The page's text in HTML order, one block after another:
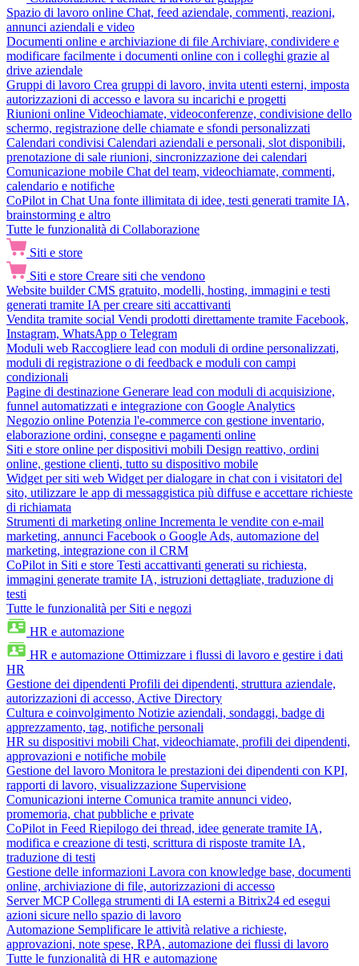
Spazio di lavoro online Chat, feed aziendale, commenti, reazioni,
annunci aziendali e video
Documenti online e archiviazione di file Archiviare, condividere e
modificare facilmente i documenti online con i colleghi grazie al
drive aziendale
Gruppi di lavoro Crea gruppi di lavoro, invita utenti esterni, imposta
autorizzazioni di accesso e lavora su incarichi e progetti
Riunioni online Videochiamate, videoconferenze, condivisione dello
schermo, registrazione delle chiamate e sfondi personalizzati
Calendari condivisi Calendari aziendali e personali, slot disponibili,
prenotazione di sale riunioni, sincronizzazione dei calendari
Comunicazione mobile Chat del team, videochiamate, commenti,
calendario e notifiche
CoPilot in Chat Una fonte illimitata di idee, testi generati tramite IA,
brainstorming e altro
Tutte le funzionalità di Collaborazione
Siti e store
Siti e store Creare siti che vendono
Website builder CMS gratuito, modelli, hosting, immagini e testi
generati tramite IA per creare siti accattivanti
Vendita tramite social Vendi prodotti direttamente tramite Facebook,
Instagram, WhatsApp o Telegram
Moduli web Raccogliere lead con moduli di ordine personalizzati,
moduli di registrazione o di feedback e moduli con campi
condizionali
Pagine di destinazione Generare lead con moduli di acquisizione,
funnel automatizzati e integrazione con Google Analytics
Negozio online Potenzia l'e-commerce con gestione inventario,
elaborazione ordini, consegne e pagamenti online
Siti e store online per dispositivi mobili Design reattivo, ordini
online, gestione clienti, tutto su dispositivo mobile
Widget per siti web Widget per dialogare in chat con i visitatori del
sito, utilizzare le app di messaggistica più diffuse e accettare richieste
di richiamata
Strumenti di marketing online Incrementa le vendite con e-mail
marketing, annunci Facebook o Google Ads, automazione del
marketing, integrazione con il CRM
CoPilot in Siti e store Testi accattivanti generati su richiesta,
immagini generate tramite IA, istruzioni dettagliate, traduzione di
testi
Tutte le funzionalità per Siti e negozi
HR e automazione
HR e automazione Ottimizzare i flussi di lavoro e gestire i dati
HR
Gestione dei dipendenti Profili dei dipendenti, struttura aziendale,
autorizzazioni di accesso, Active Directory
Cultura e coinvolgimento Notizie aziendali, sondaggi, badge di
apprezzamento, tag, notifiche personali
HR su dispositivi mobili Chat, videochiamate, profili dei dipendenti,
approvazioni e notifiche mobile
Gestione del lavoro Monitora le prestazioni dei dipendenti con KPI,
rapporti di lavoro, visualizzazione Supervisione
Comunicazioni interne Comunica tramite annunci video,
promemoria, chat pubbliche e private
CoPilot in Feed Riepilogo dei thread, idee generate tramite IA,
modifica e creazione di testi, scrittura di risposte tramite IA,
traduzione di testi
Gestione delle informazioni Lavora con knowledge base, documenti
online, archiviazione di file, autorizzazioni di accesso
Server MCP Collega strumenti di IA esterni a Bitrix24 ed esegui
azioni sicure nello spazio di lavoro
Automazione Semplificare le attività relative a richieste,
approvazioni, note spese, RPA, automazione dei flussi di lavoro
Tutte le funzionalità di HR e automazione